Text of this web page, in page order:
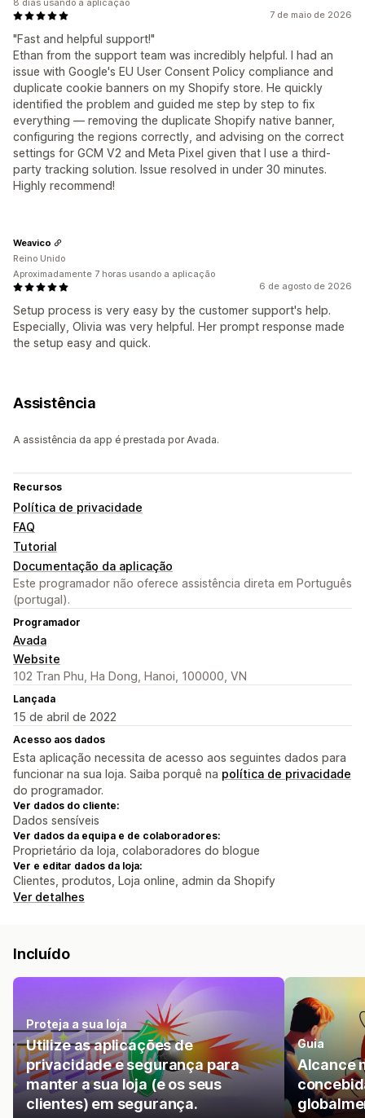
7 de maio de 2026
"Fast and helpful support!"
Ethan from the support team was incredibly helpful. I had an
issue with Google's EU User Consent Policy compliance and
duplicate cookie banners on my Shopify store. He quickly
identified the problem and guided me step by step to fix
everything — removing the duplicate Shopify native banner,
configuring the regions correctly, and advising on the correct
settings for GCM V2 and Meta Pixel given that I use a third-
party tracking solution. Issue resolved in under 30 minutes.
Highly recommend!
8 dias usando a aplicação
6 de agosto de 2026
Setup process is very easy by the customer support's help.
Especially, Olivia was very helpful. Her prompt response made
the setup easy and quick.
Weavico
Reino Unido
Aproximadamente 7 horas usando a aplicação
Assistência
A assistência da app é prestada por Avada.
Recursos
Política de privacidade
FAQ
Tutorial
Documentação da aplicação
Este programador não oferece assistência direta em Português
(portugal).
Programador
Avada
Website
102 Tran Phu, Ha Dong, Hanoi, 100000, VN
Lançada
15 de abril de 2022
Acesso aos dados
Esta aplicação necessita de acesso aos seguintes dados para
funcionar na sua loja. Saiba porquê na política de privacidade
do programador.
Ver dados do cliente:
Dados sensíveis
Ver dados da equipa e de colaboradores:
Proprietário da loja, colaboradores do blogue
Ver e editar dados da loja:
Clientes, produtos, Loja online, admin da Shopify
Ver detalhes
Incluído
Proteja a sua loja
Utilize as aplicações de
privacidade e segurança para
manter a sua loja (e os seus
clientes) em segurança.
Guia
Alcance